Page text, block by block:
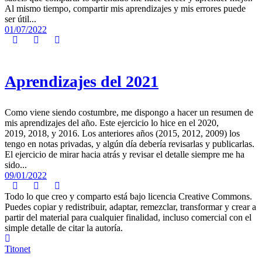
Al mismo tiempo, compartir mis aprendizajes y mis errores puede
ser útil...
01/07/2022
Aprendizajes del 2021
Como viene siendo costumbre, me dispongo a hacer un resumen de
mis aprendizajes del año. Este ejercicio lo hice en el 2020,
2019, 2018, y 2016. Los anteriores años (2015, 2012, 2009) los
tengo en notas privadas, y algún día debería revisarlas y publicarlas.
El ejercicio de mirar hacia atrás y revisar el detalle siempre me ha
sido...
09/01/2022
Todo lo que creo y comparto está bajo licencia Creative Commons.
Puedes copiar y redistribuir, adaptar, remezclar, transformar y crear a
partir del material para cualquier finalidad, incluso comercial con el
simple detalle de citar la autoría.
Titonet